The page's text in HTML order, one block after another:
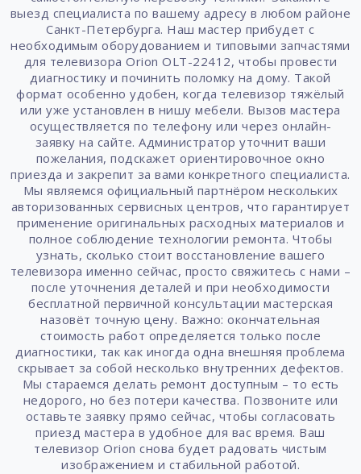
выезд специалиста по вашему адресу в любом районе
Санкт-Петербурга. Наш мастер прибудет с
необходимым оборудованием и типовыми запчастями
для телевизора Orion OLT-22412, чтобы провести
диагностику и починить поломку на дому. Такой
формат особенно удобен, когда телевизор тяжёлый
или уже установлен в нишу мебели. Вызов мастера
осуществляется по телефону или через онлайн-
заявку на сайте. Администратор уточнит ваши
пожелания, подскажет ориентировочное окно
приезда и закрепит за вами конкретного специалиста.
Мы являемся официальный партнёром нескольких
авторизованных сервисных центров, что гарантирует
применение оригинальных расходных материалов и
полное соблюдение технологии ремонта. Чтобы
узнать, сколько стоит восстановление вашего
телевизора именно сейчас, просто свяжитесь с нами –
после уточнения деталей и при необходимости
бесплатной первичной консультации мастерская
назовёт точную цену. Важно: окончательная
стоимость работ определяется только после
диагностики, так как иногда одна внешняя проблема
скрывает за собой несколько внутренних дефектов.
Мы стараемся делать ремонт доступным – то есть
недорого, но без потери качества. Позвоните или
оставьте заявку прямо сейчас, чтобы согласовать
приезд мастера в удобное для вас время. Ваш
телевизор Orion снова будет радовать чистым
изображением и стабильной работой.